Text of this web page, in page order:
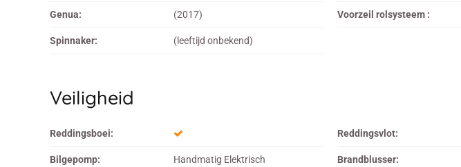
Genua: (2017) Voorzeil rolsysteem :
Spinnaker: (leeftijd onbekend)
Veiligheid
Reddingsboei: Reddingsvlot:
Bilgepomp: Handmatig Elektrisch Brandblusser: